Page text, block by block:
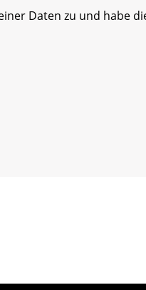
Daten zu und habe